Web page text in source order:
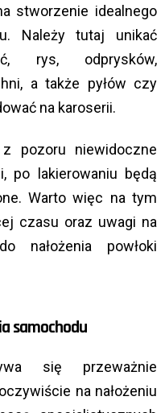
stworzenie idealnego
Należy tutaj unikać
rys, odprysków,
a także pyłów czy
na karoserii.
pozoru niewidoczne
po lakierowaniu będą
Warto więc na tym
czasu oraz uwagi na
nałożenia powłoki
samochodu
się przeważnie
na nałożeniu